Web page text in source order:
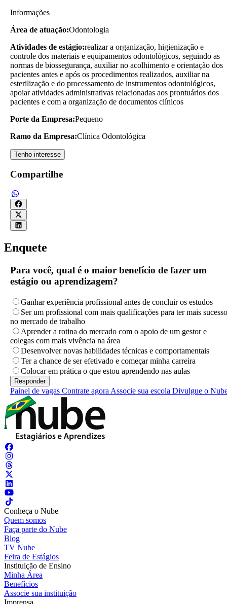
Informações
Área de atuação:Odontologia
Atividades de estágio:realizar a organização, higienização e
controle dos materiais e equipamentos odontológicos, seguindo as
normas de biossegurança, auxiliar no acolhimento e orientação dos
pacientes antes e após os procedimentos realizados, auxiliar na
esterilização e do processamento de instrumentos odontológicos,
apoiar atividades administrativas relacionadas aos prontuários dos
pacientes e com a organização de documentos clínicos
Porte da Empresa:Pequeno
Ramo da Empresa:Clínica Odontológica
Tenho interesse
Compartilhe
Enquete
Para você, qual é o maior benefício de fazer um
estágio ou aprendizagem?
Ganhar experiência profissional antes de concluir os estudos
Ser um profissional com mais qualificações para ter mais sucesso
no mercado de trabalho
Aprender a rotina do mercado com o apoio de um gestor e
colegas com mais vivência na área
Desenvolver novas habilidades técnicas e comportamentais
Ter a chance de ser efetivado e começar minha carreira
Colocar em prática o que estou aprendendo nas aulas
Painel de vagas Contrate agora Associe sua escola Divulgue o
Conheça o Nube
Quem somos
Faça parte do Nube
Blog
TV Nube
Feira de Estágios
Instituição de Ensino
Minha Área
Benefícios
Associe sua instituição
Imprensa